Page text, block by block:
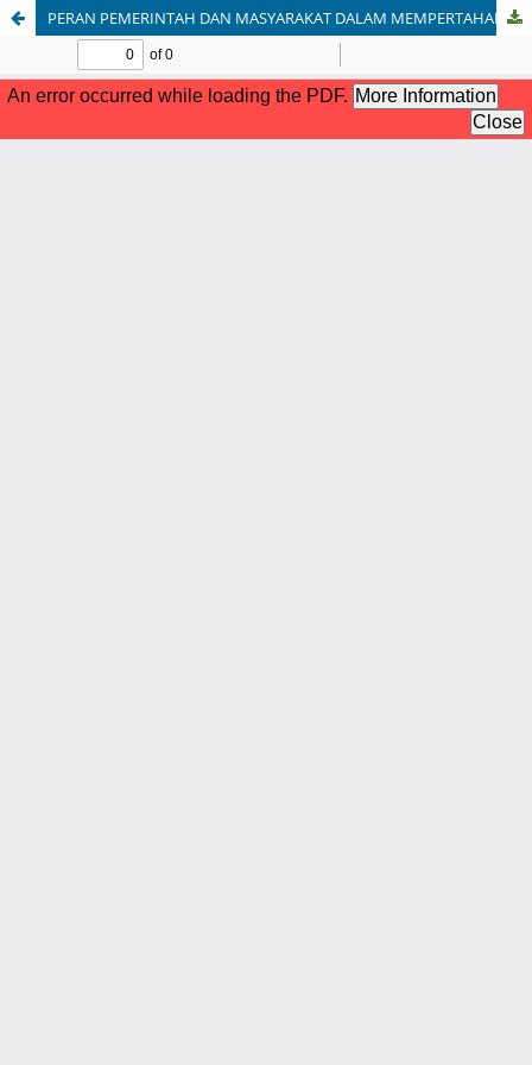
PERAN PEMERINTAH DAN MASYARAKAT DALAM MEMPERTAHANKAN PERAYAAN TRADISI 10 MUHARRAM DI DESA MEKAR JAYA KECAMATAN MERBAU MATARAM KABUPATEN LAMPUNG SELATAN